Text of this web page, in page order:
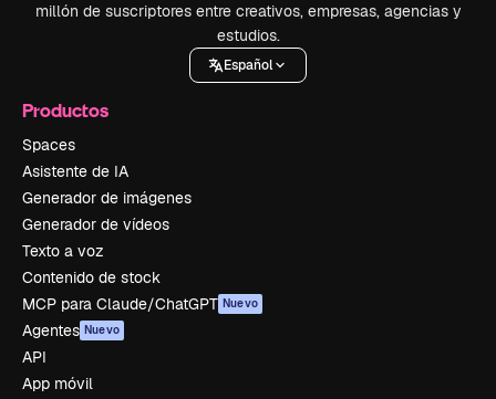
millón de suscriptores entre creativos, empresas, agencias y
estudios.
Español
Productos
Spaces
Asistente de IA
Generador de imágenes
Generador de vídeos
Texto a voz
Contenido de stock
MCP para Claude/ChatGPT Nuevo
Agentes Nuevo
API
App móvil